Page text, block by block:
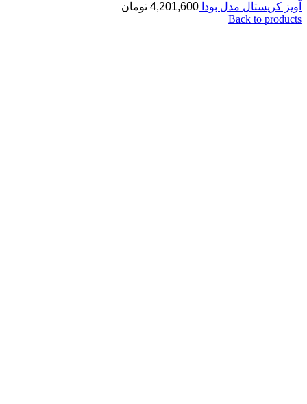
آویز کریستال مدل بودا 4,201,600 تومان
Back to products